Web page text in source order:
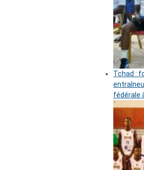
Tchad :
fédérale